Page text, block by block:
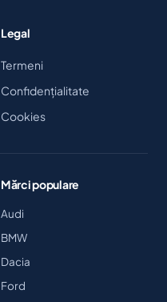
Legal
Termeni
Confidențialitate
Cookies
Mărci populare
Audi
BMW
Dacia
Ford